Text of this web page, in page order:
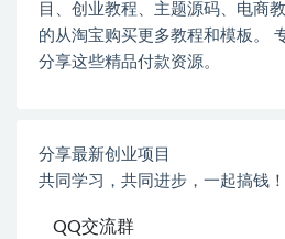
目、创业教程、主题源码、电商
的从淘宝购买更多教程和模板。
分享这些精品付款资源。
分享最新创业项目
共同学习，共同进步，一起搞钱！
QQ交流群